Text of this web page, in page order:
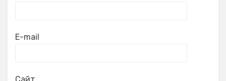
E-mail